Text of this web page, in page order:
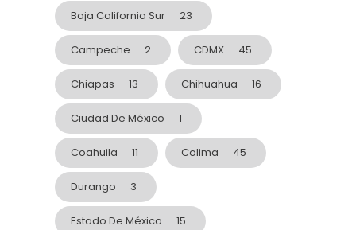
Baja California Sur 23
Campeche 2 CDMX 45
Chiapas 13 Chihuahua 16
Ciudad De México 1
Coahuila 11 Colima 45
Durango 3
Estado De México 15